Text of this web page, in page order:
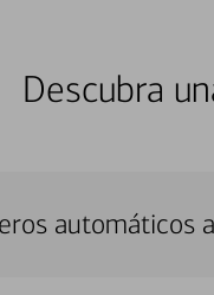
Descubra
automáticos